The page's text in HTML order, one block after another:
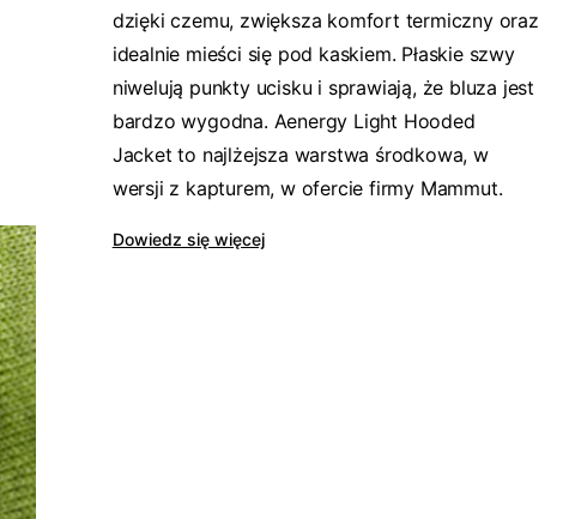
dzięki czemu, zwiększa komfort termiczny oraz
idealnie mieści się pod kaskiem. Płaskie szwy
niwelują punkty ucisku i sprawiają, że bluza jest
bardzo wygodna. Aenergy Light Hooded
Jacket to najlżejsza warstwa środkowa, w
wersji z kapturem, w ofercie firmy Mammut.
Dowiedz się więcej